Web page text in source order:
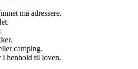
må adressere.
camping.
i henhold til loven.